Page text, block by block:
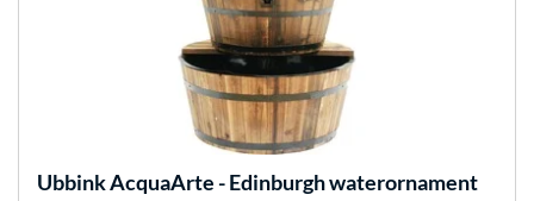
UbbinkAcquaArte - Edinburgh waterornament